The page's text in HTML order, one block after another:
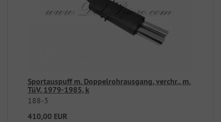
Sportauspuff m. Doppelrohrausgang, verchr., m.
TüV, 1979-1985, k
188-3
410,00 EUR